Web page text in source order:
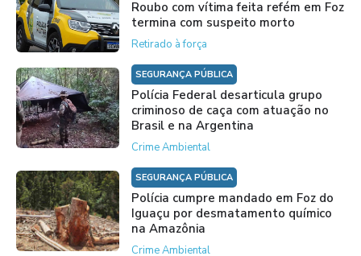
Roubo com vítima feita refém em Foz
termina com suspeito morto
Retirado à força
SEGURANÇA PÚBLICA
Polícia Federal desarticula grupo
criminoso de caça com atuação no
Brasil e na Argentina
Crime Ambiental
SEGURANÇA PÚBLICA
Polícia cumpre mandado em Foz do
Iguaçu por desmatamento químico
na Amazônia
Crime Ambiental